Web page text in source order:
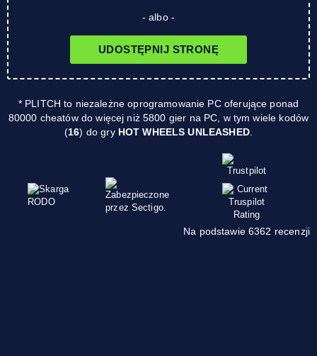
- albo -
UDOSTĘPNIJ STRONĘ
* PLITCH to niezależne oprogramowanie PC oferujące ponad
80000 cheatów do więcej niż 5800 gier na PC, w tym wiele kodów
(16) do gry HOT WHEELS UNLEASHED.
Na podstawie 6362 recenzji